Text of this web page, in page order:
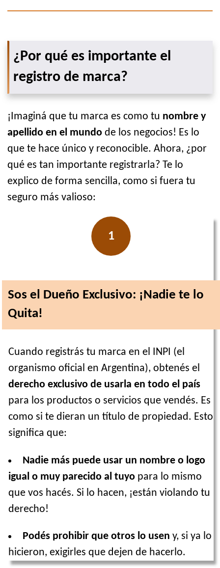
¿Por qué es importante el
registro de marca?
¡Imaginá que tu marca es como tu nombre y
apellido en el mundo de los negocios! Es lo
que te hace único y reconocible. Ahora, ¿por
qué es tan importante registrarla? Te lo
explico de forma sencilla, como si fuera tu
seguro más valioso:
1
Sos el Dueño Exclusivo: ¡Nadie te lo
Quita!
Cuando registrás tu marca en el INPI (el
organismo oficial en Argentina), obtenés el
derecho exclusivo de usarla en todo el país
para los productos o servicios que vendés. Es
como si te dieran un título de propiedad. Esto
significa que:
Nadie más puede usar un nombre o logo
igual o muy parecido al tuyo para lo mismo
que vos hacés. Si lo hacen, ¡están violando tu
derecho!
Podés prohibir que otros lo usen y, si ya lo
hicieron, exigirles que dejen de hacerlo.